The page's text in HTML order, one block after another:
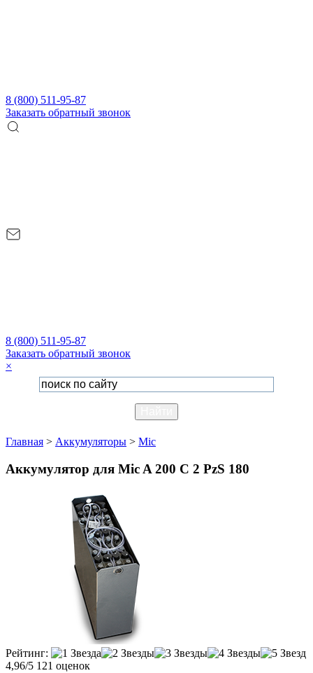
8 (800) 511-95-87
Заказать обратный звонок
8 (800) 511-95-87
Заказать обратный звонок
×
Главная > Аккумуляторы > Mic
Аккумулятор для Mic A 200 C 2 PzS 180
Рейтинг:
4,96/5 121 оценок